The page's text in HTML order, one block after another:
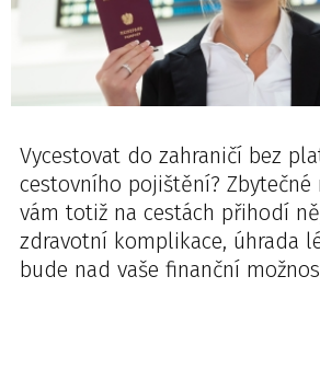
Vycestovat do zahraničí bez
cestovního pojištění? Zbytečné
vám totiž na cestách přihodí
zdravotní komplikace, úhrada
bude nad vaše finanční